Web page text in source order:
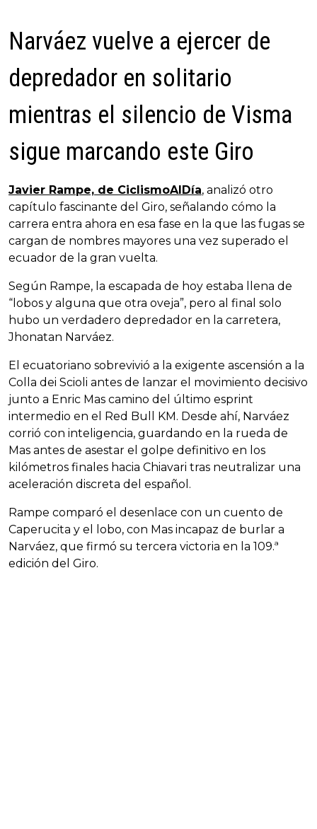
Narváez vuelve a ejercer de
depredador en solitario
mientras el silencio de Visma
sigue marcando este Giro
Javier Rampe, de CiclismoAlDía, analizó otro
capítulo fascinante del Giro, señalando cómo la
carrera entra ahora en esa fase en la que las fugas se
cargan de nombres mayores una vez superado el
ecuador de la gran vuelta.
Según Rampe, la escapada de hoy estaba llena de
“lobos y alguna que otra oveja”, pero al final solo
hubo un verdadero depredador en la carretera,
Jhonatan Narváez.
El ecuatoriano sobrevivió a la exigente ascensión a la
Colla dei Scioli antes de lanzar el movimiento decisivo
junto a Enric Mas camino del último esprint
intermedio en el Red Bull KM. Desde ahí, Narváez
corrió con inteligencia, guardando en la rueda de
Mas antes de asestar el golpe definitivo en los
kilómetros finales hacia Chiavari tras neutralizar una
aceleración discreta del español.
Rampe comparó el desenlace con un cuento de
Caperucita y el lobo, con Mas incapaz de burlar a
Narváez, que firmó su tercera victoria en la 109.ª
edición del Giro.